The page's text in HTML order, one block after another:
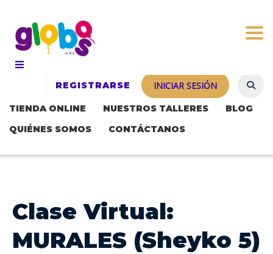
REGISTRARSE INICIAR SESIÓN
TIENDA ONLINE NUESTROS TALLERES
BLOG
QUIÉNES SOMOS
CONTÁCTANOS
Clase Virtual:
MURALES (Sheyko 5)